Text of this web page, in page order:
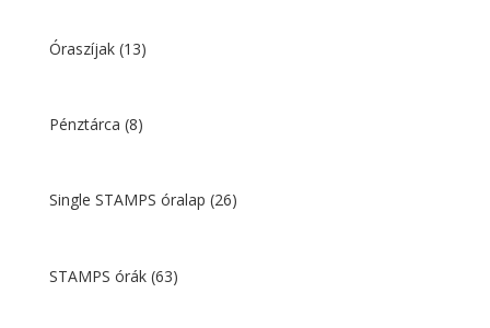
Óraszíjak (13)
Pénztárca (8)
Single STAMPS óralap (26)
STAMPS órák (63)